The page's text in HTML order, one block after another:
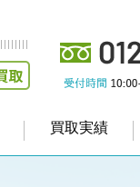
買取実績